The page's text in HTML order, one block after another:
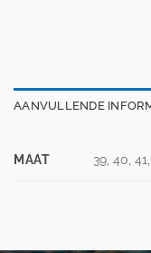
AANVULLENDE
MAAT 39, 40,